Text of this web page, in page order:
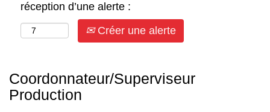
réception d’une alerte :
Créer une alerte
Coordonnateur/Superviseur
Production